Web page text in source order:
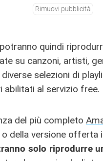
Rimuovi pubblicità
quindi
su canzoni, artisti,
selezioni di
abilitati al servizio free.
del più completo
o della versione offerta
solo riprodurre